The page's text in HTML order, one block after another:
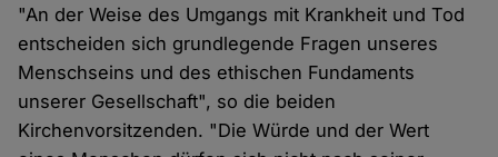
"An der Weise des Umgangs mit Krankheit und Tod
entscheiden sich grundlegende Fragen unseres
Menschseins und des ethischen Fundaments
unserer Gesellschaft", so die beiden
Kirchenvorsitzenden. "Die Würde und der Wert